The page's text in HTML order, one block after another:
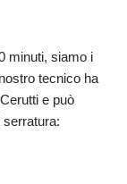
minuti, siamo i
tecnico ha
e può